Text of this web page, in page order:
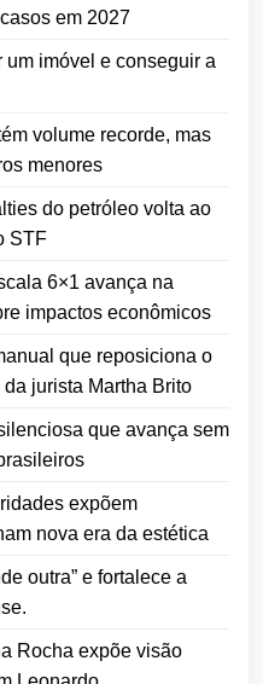
em 2027
imóvel e conseguir a
volume recorde, mas
menores
do petróleo volta ao
STF
6×1 avança na
impactos econômicos
que reposiciona o
jurista Martha Brito
que avança sem
expõem
nova era da estética
outra” e fortalece a
Rocha expõe visão